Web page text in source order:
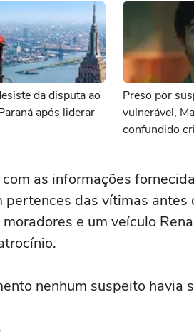
da disputa ao
após liderar
Preso por
vulnerável,
confundido
as informações
pertences das vítimas
e um veículo
nenhum suspeito havia